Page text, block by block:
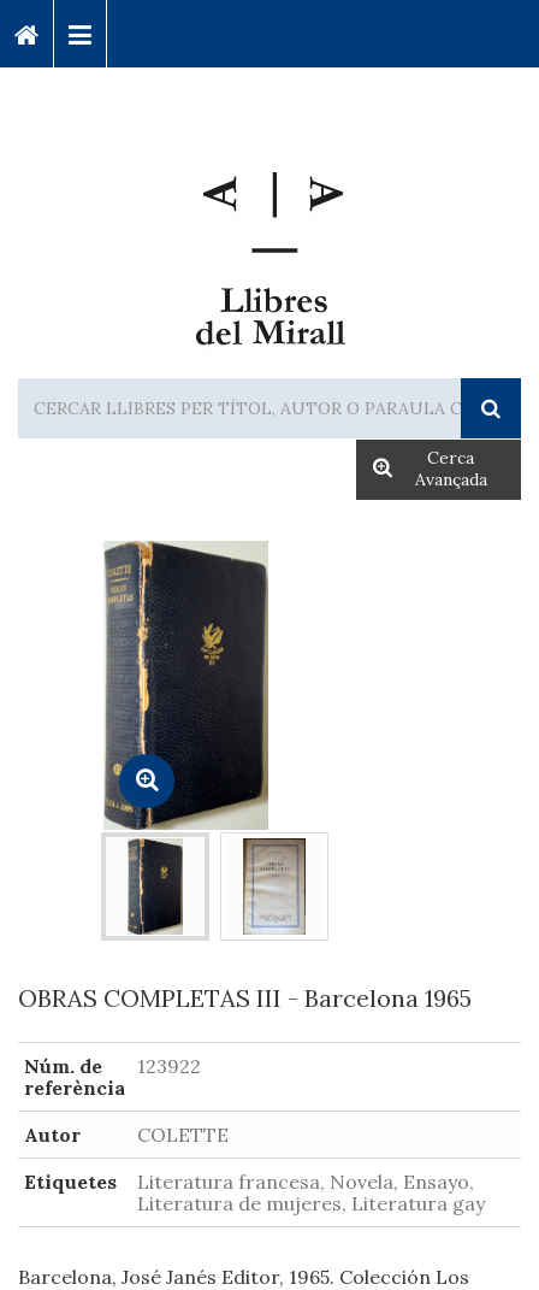
Cerca
Avançada
OBRAS COMPLETAS III - Barcelona 1965
Núm. de
referència
123922
Autor
COLETTE
Etiquetes
Literatura francesa, Novela, Ensayo,
Literatura de mujeres, Literatura gay
Barcelona, José Janés Editor, 1965. Colección Los